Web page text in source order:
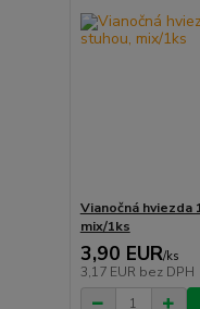
Vianočná hviezda
mix/1ks
3,90 EUR/ks
3,17 EUR bez DPH